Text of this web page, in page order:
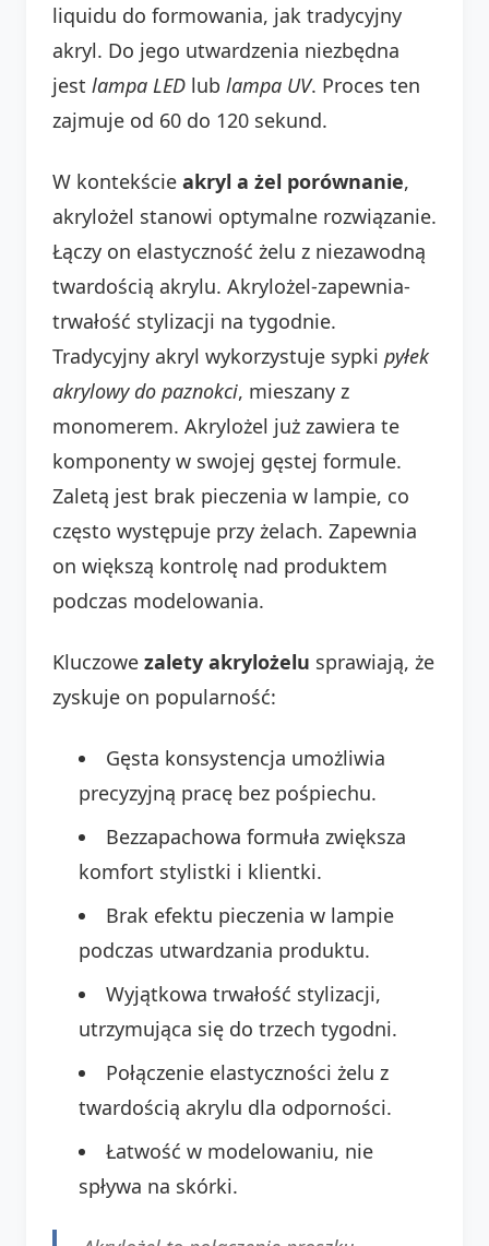
liquidu do formowania, jak tradycyjny
akryl. Do jego utwardzenia niezbędna
jest lampa LED lub lampa UV. Proces ten
zajmuje od 60 do 120 sekund.
W kontekście akryl a żel porównanie,
akrylożel stanowi optymalne rozwiązanie.
Łączy on elastyczność żelu z niezawodną
twardością akrylu. Akrylożel-zapewnia-
trwałość stylizacji na tygodnie.
Tradycyjny akryl wykorzystuje sypki pyłek
akrylowy do paznokci, mieszany z
monomerem. Akrylożel już zawiera te
komponenty w swojej gęstej formule.
Zaletą jest brak pieczenia w lampie, co
często występuje przy żelach. Zapewnia
on większą kontrolę nad produktem
podczas modelowania.
Kluczowe zalety akrylożelu sprawiają, że
zyskuje on popularność:
Gęsta konsystencja umożliwia
precyzyjną pracę bez pośpiechu.
Bezzapachowa formuła zwiększa
komfort stylistki i klientki.
Brak efektu pieczenia w lampie
podczas utwardzania produktu.
Wyjątkowa trwałość stylizacji,
utrzymująca się do trzech tygodni.
Połączenie elastyczności żelu z
twardością akrylu dla odporności.
Łatwość w modelowaniu, nie
spływa na skórki.